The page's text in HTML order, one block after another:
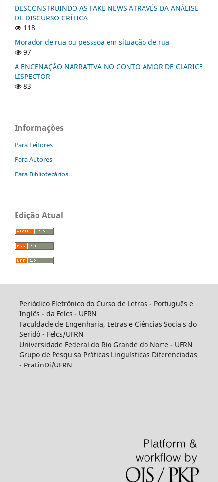
DESCONSTRUINDO AS FAKE NEWS ATRAVÉS DA ANÁLISE
DE DISCURSO CRÍTICA
118
Morador de rua ou pesssoa em situação de rua
97
A ENCENAÇÃO NARRATIVA NO CONTO AMOR DE CLARICE
LISPECTOR
83
Informações
Para Leitores
Para Autores
Para Bibliotecários
Edição Atual
Periódico Eletrônico do Curso de Letras - Português e
Inglês - da Felcs - UFRN
Faculdade de Engenharia, Letras e Ciências Sociais do
Seridó - Felcs/UFRN
Universidade Federal do Rio Grande do Norte - UFRN
Grupo de Pesquisa Práticas Linguísticas Diferenciadas
- PraLinDi/UFRN